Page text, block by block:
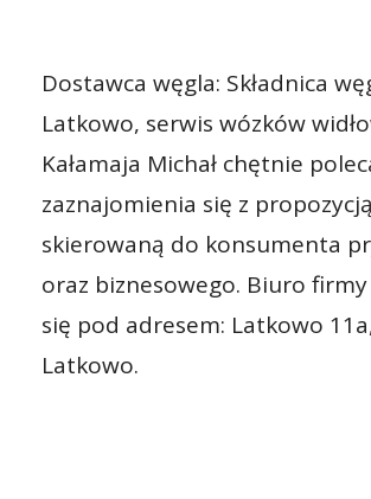
Dostawca węgla: Składnica
Latkowo, serwis wózków
Kałamaja Michał chętnie
zaznajomienia się z propozycją
skierowaną do konsumenta
oraz biznesowego. Biuro
się pod adresem: Latkowo
Latkowo.